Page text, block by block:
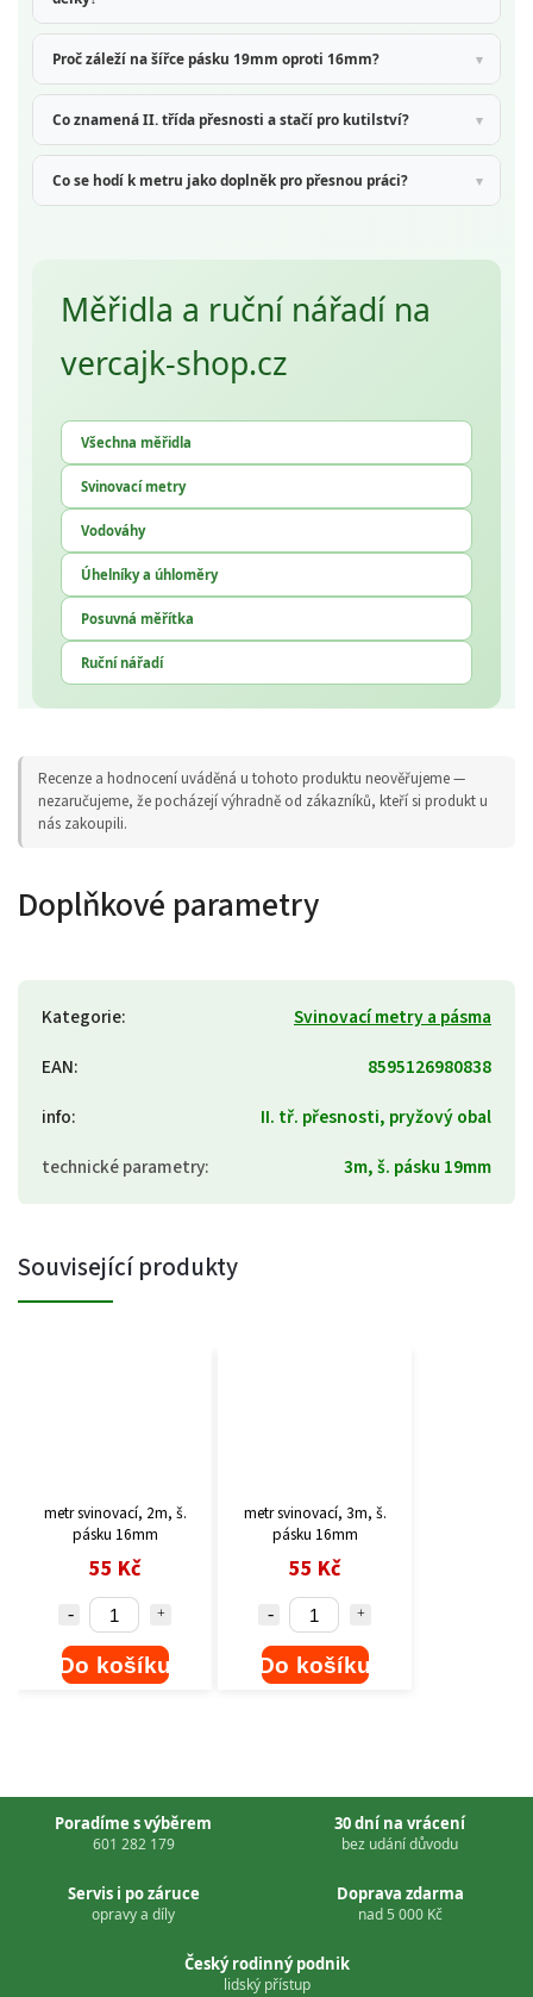
Proč záleží na šířce pásku 19mm oproti 16mm?
Co znamená II. třída přesnosti a stačí pro kutilství?
Co se hodí k metru jako doplněk pro přesnou práci?
Měřidla a ruční nářadí na
vercajk-shop.cz
Všechna měřidla
Svinovací metry
Vodováhy
Úhelníky a úhloměry
Posuvná měřítka
Ruční nářadí
Recenze a hodnocení uváděná u tohoto produktu neověřujeme —
nezaručujeme, že pocházejí výhradně od zákazníků, kteří si produkt u
nás zakoupili.
Doplňkové parametry
Kategorie:
Svinovací metry a pásma
EAN:
8595126980838
info:
II. tř. přesnosti, pryžový obal
technické parametry: 3m, š. pásku 19mm
Související produkty
metr svinovací, 2m, š.
pásku 16mm
55 Kč
Do košíku
metr svinovací, 3m, š.
pásku 16mm
55 Kč
Do košíku
Poradíme s výběrem
601 282 179
30 dní na vrácení
bez udání důvodu
Servis i po záruce
opravy a díly
Doprava zdarma
nad 5 000 Kč
Český rodinný podnik
lidský přístup